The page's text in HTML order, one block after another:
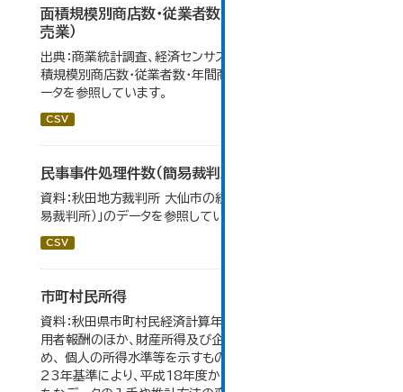
面積規模別商店数・従業者数・年間商品販売額（小
売業）
出典：商業統計調査、経済センサス。 大仙市の統計「6-5 面
積規模別商店数・従業者数・年間商品販売額（小売業）」のデ
ータを参照しています。
CSV
民事事件処理件数（簡易裁判所）
資料：秋田地方裁判所 大仙市の統計「12-14 民事事件（簡
易裁判所）」のデータを参照しています。
CSV
市町村民所得
資料：秋田県市町村民経済計算年報。市町村民所得は、雇
用者報酬のほか、財産所得及び企業所得も含んでいるた
め、 個人の所得水準等を示すものではない。数値は平成
23年基準により、平成18年度から作成されたもので、 新